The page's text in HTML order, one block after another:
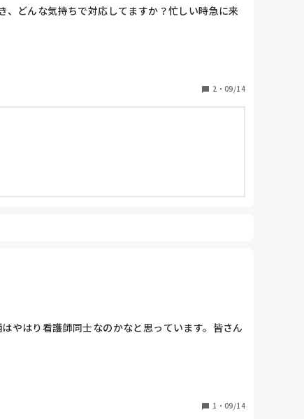
どんな気持ちで対応してますか？忙しい時急に来
2 ・ 09/14
やはり看護師同士なのかなと思っています。皆さん
1 ・ 09/14